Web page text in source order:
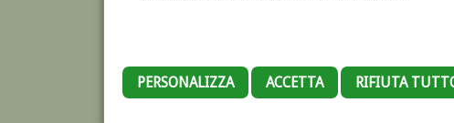
PERSONALIZZA ACCETTA RIFIUTA
GUGLIELMO GIUSTI